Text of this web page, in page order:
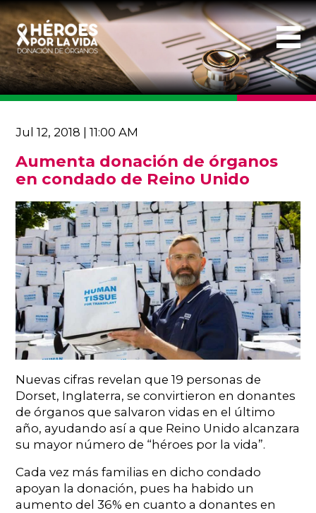
Jul 12, 2018 | 11:00 AM
Aumenta donación de órganos
en condado de Reino Unido
Nuevas cifras revelan que 19 personas de
Dorset, Inglaterra, se convirtieron en donantes
de órganos que salvaron vidas en el último
año, ayudando así a que Reino Unido alcanzara
su mayor número de “héroes por la vida”.
Cada vez más familias en dicho condado
apoyan la donación, pues ha habido un
aumento del 36% en cuanto a donantes en